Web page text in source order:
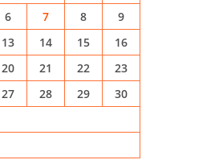
6 7 8
9
13 14 15
16
20 21 22
23
27 28 29
30